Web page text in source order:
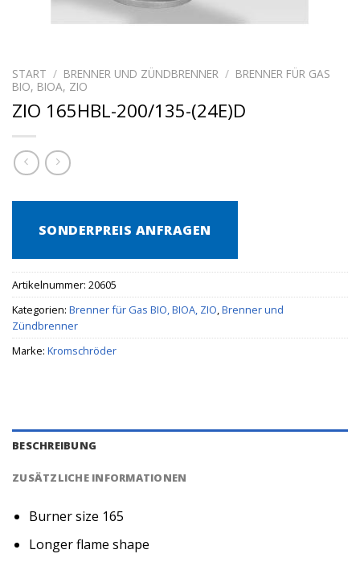
START / BRENNER UND ZÜNDBRENNER / BRENNER FÜR GAS
BIO, BIOA, ZIO
ZIO 165HBL-200/135-(24E)D
SONDERPREIS ANFRAGEN
Artikelnummer: 20605
Kategorien: Brenner für Gas BIO, BIOA, ZIO,Brenner und
Zündbrenner
Marke: Kromschröder
BESCHREIBUNG
ZUSÄTZLICHE INFORMATIONEN
Burner size 165
Longer flame shape